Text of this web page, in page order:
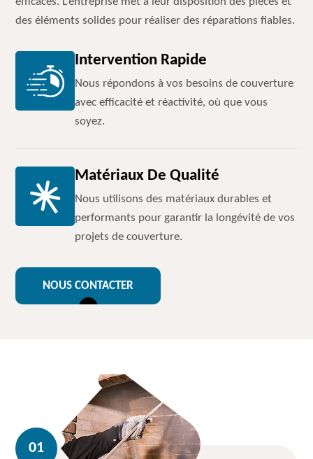
des éléments solides pour réaliser des réparations fiables.
Intervention Rapide
Nous répondons à vos besoins de couverture
avec efficacité et réactivité, où que vous
soyez.
Matériaux De Qualité
Nous utilisons des matériaux durables et
performants pour garantir la longévité de vos
projets de couverture.
NOUS CONTACTER